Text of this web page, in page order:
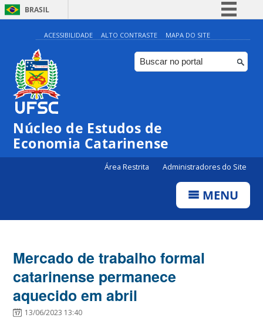
BRASIL
Simplifique!
Comunica BR
Participe
ACESSIBILIDADE ALTO CONTRASTE MAPA DO SITE
Núcleo de Estudos de
Economia Catarinense
Área Restrita Administradores do Site
MENU
Mercado de trabalho formal
catarinense permanece
aquecido em abril
13/06/2023 13:40